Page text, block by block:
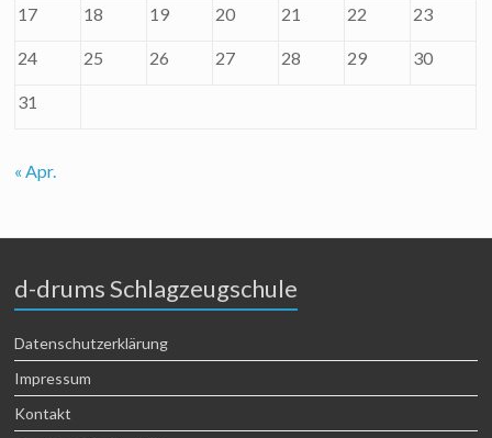
17 18 19 20 21 22 23
24 25 26 27 28 29 30
31
« Apr.
d-drums Schlagzeugschule
Datenschutzerklärung
Impressum
Kontakt